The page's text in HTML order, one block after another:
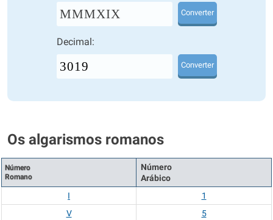
MMMXIX Converter
Decimal:
Converter
Os algarismos romanos
Número
Romano
Número
Arábico
I
1
V
5